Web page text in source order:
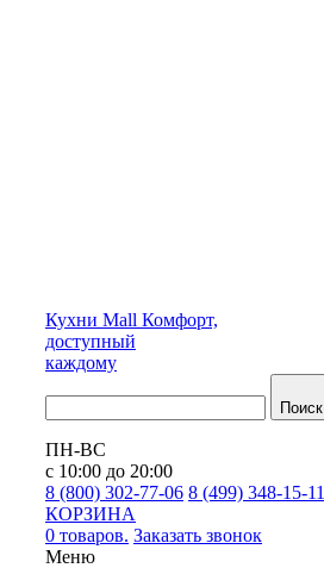
Кухни Mall Комфорт,
доступный
каждому
Поиск
ПН-ВС
с 10:00 до 20:00
8 (800) 302-77-06 8 (499) 348-15-11
КОРЗИНА
0 товаров. Заказать звонок
Меню